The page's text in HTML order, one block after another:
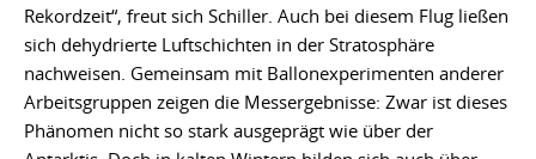
Rekordzeit“, freut sich Schiller. Auch bei diesem Flug ließen
sich dehydrierte Luftschichten in der Stratosphäre
nachweisen. Gemeinsam mit Ballonexperimenten anderer
Arbeitsgruppen zeigen die Messergebnisse: Zwar ist dieses
Phänomen nicht so stark ausgeprägt wie über der